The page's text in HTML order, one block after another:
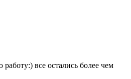
все остались более чем